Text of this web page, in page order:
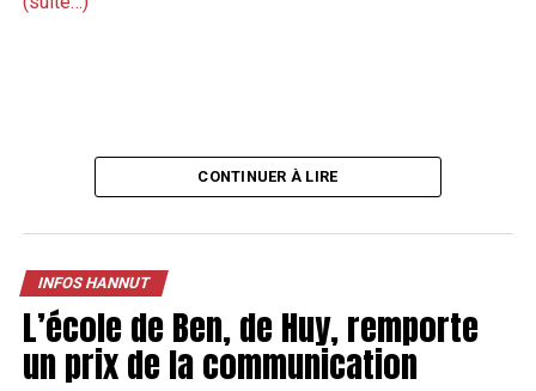
CONTINUER À LIRE
INFOS HANNUT
L’école de Ben, de Huy, remporte
un prix de la communication